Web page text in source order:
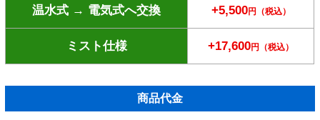
温水式 → 電気式へ交換 +5,500円（税込）
ミスト仕様 +17,600円（税込）
商品代金